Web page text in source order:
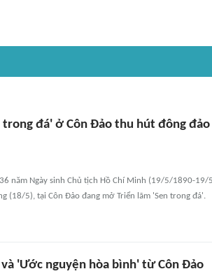
trong đá' ở Côn Đảo thu hút đông
năm Ngày sinh Chủ tịch Hồ Chí Minh (19/5/1890-
(18/5), tại Côn Đảo đang mở Triển lãm 'Sen trong đá'.
'Ước nguyện hòa bình' từ Côn Đảo